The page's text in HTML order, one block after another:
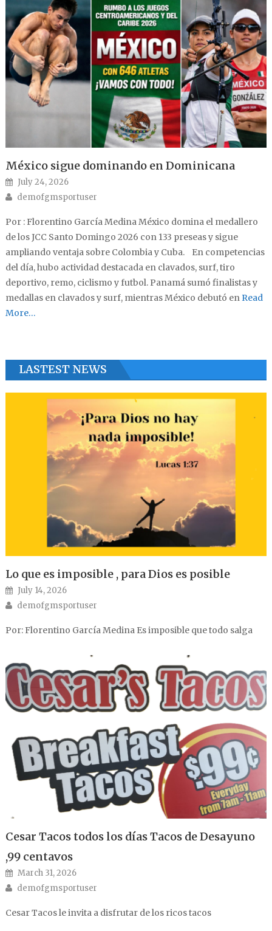
México sigue dominando en Dominicana
Posted on
July 24, 2026
Author
demofgmsportuser
Por : Florentino García Medina México domina el medallero
de los JCC Santo Domingo 2026 con 133 preseas y sigue
ampliando ventaja sobre Colombia y Cuba. En competencias
del día, hubo actividad destacada en clavados, surf, tiro
deportivo, remo, ciclismo y futbol. Panamá sumó finalistas y
medallas en clavados y surf, mientras México debutó enRead
More…
LASTEST NEWS
Lo que es imposible , para Dios es posible
Posted on
July 14, 2026
Author
demofgmsportuser
Por: Florentino García Medina Es imposible que todo salga
Cesar Tacos todos los días Tacos de Desayuno
,99 centavos
Posted on
March 31, 2026
Author
demofgmsportuser
Cesar Tacos le invita a disfrutar de los ricos tacos